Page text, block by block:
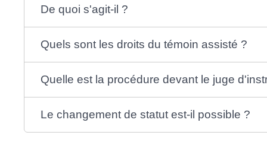
De quoi s'agit-il ?
Quels sont les droits du témoin assisté ?
Quelle est la procédure devant le juge
Le changement de statut est-il possible ?